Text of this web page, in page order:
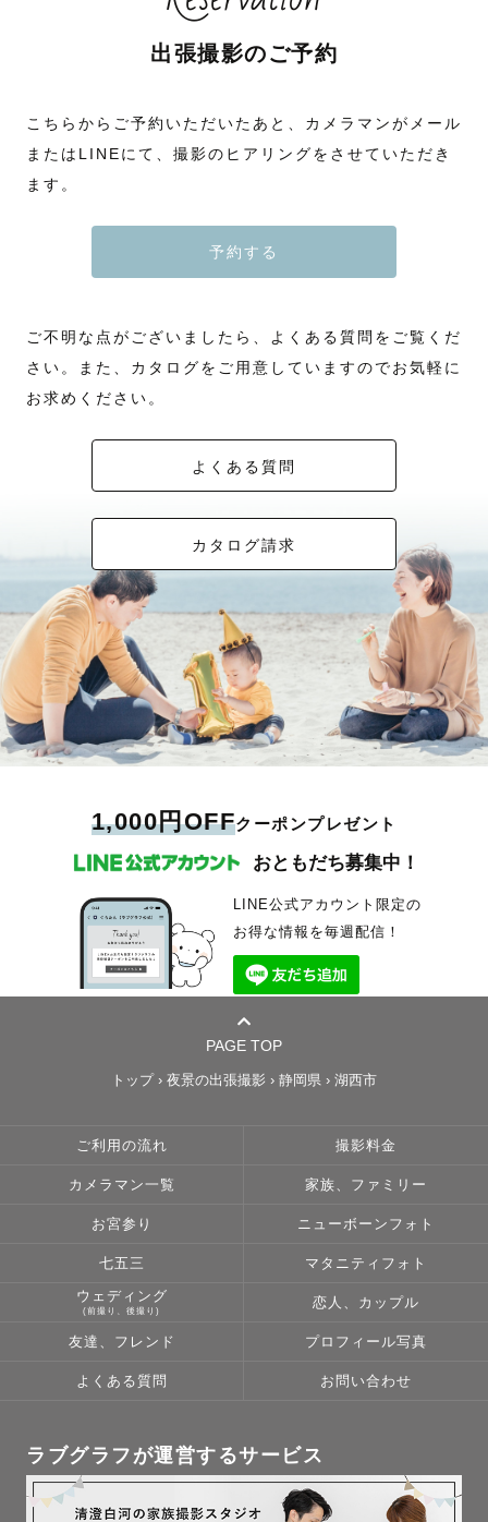
出張撮影のご予約
こちらからご予約いただいたあと、カメラマンがメール
またはLINEにて、撮影のヒアリングをさせていただき
ます。
予約する
ご不明な点がございましたら、よくある質問をご覧くだ
さい。また、カタログをご用意していますのでお気軽に
お求めください。
よくある質問
カタログ請求
1,000円OFFクーポンプレゼント
おともだち募集中！
LINE公式アカウント限定の
お得な情報を毎週配信！
PAGE TOP
トップ › 夜景の出張撮影 › 静岡県 › 湖西市
ご利用の流れ 撮影料金
カメラマン一覧 家族、ファミリー
お宮参り ニューボーンフォト
七五三 マタニティフォト
ウェディング
(前撮り、後撮り)
恋人、カップル
友達、フレンド プロフィール写真
よくある質問 お問い合わせ
ラブグラフが運営するサービス